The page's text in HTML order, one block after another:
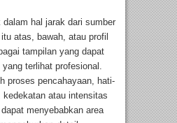
dalam hal jarak dari sumber
atas, bawah, atau profil
tampilan yang dapat
terlihat profesional.
proses pencahayaan, hati-
kedekatan atau intensitas
menyebabkan area